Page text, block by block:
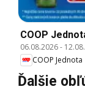
COOP
06.08.2026-
COOP Jednota
Ďalšie